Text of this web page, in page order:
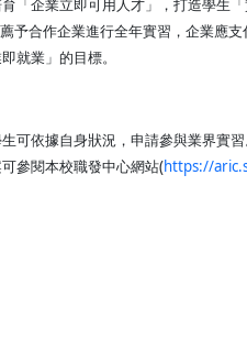
「企業立即可用人才」，打造學生
予合作企業進行全年實習，企業應
就業」的目標。
可依據自身狀況，申請參與業界實
參閱本校職發中心網站(https://